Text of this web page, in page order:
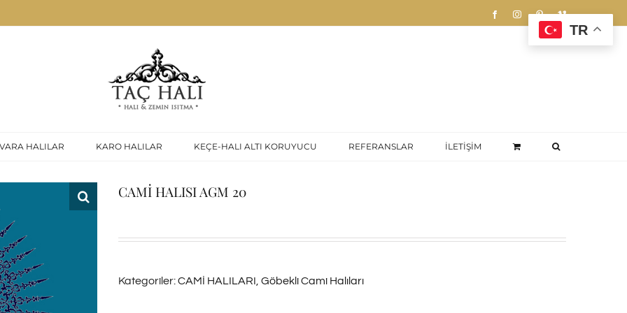
FacebookInstagramPinterestVimeo
HALILAR KARO HALILAR KEÇE-HALI ALTI KORUYUCU REFERANSLAR İLETİŞİM
CAMİ HALISI AGM 20
Kategoriler:CAMİ HALILARI Göbekli Cami Halıları
TR